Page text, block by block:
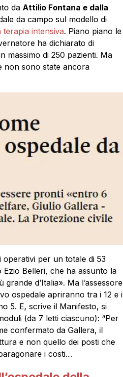
da Attilio Fontana e dalla
da campo sul modello di
intensiva. Piano piano le
ha dichiarato di
massimo di 250 pazienti. Ma
non sono state ancora
per un totale di 53
Belleri, che ha assunto la
d’Italia». Ma l’assessore
ospedale apriranno tra i 12 e i
5. E, scrive il Manifesto, si
(da 7 letti ciascuno): “Per
confermato da Gallera, il
e non quello dei posti che
i costi…